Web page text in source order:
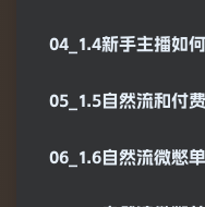
04_1.4新手主播如
05_1.5自然流和付
06_1.6自然流微憋